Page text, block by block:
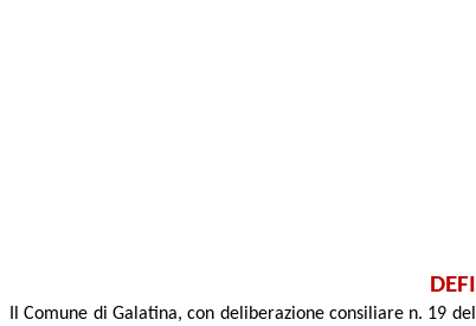
Il Comune di Galatina, con deliberazione consiliare n. 19